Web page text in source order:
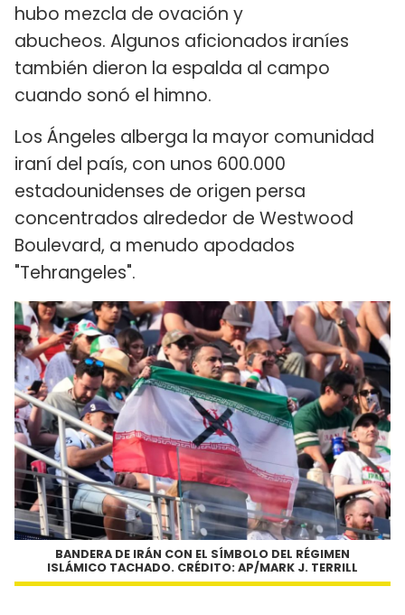
hubo mezcla de ovación y
abucheos. Algunos aficionados iraníes
también dieron la espalda al campo
cuando sonó el himno.
Los Ángeles alberga la mayor comunidad
iraní del país, con unos 600.000
estadounidenses de origen persa
concentrados alrededor de Westwood
Boulevard, a menudo apodados
"Tehrangeles".
BANDERA DE IRÁN CON EL SÍMBOLO DEL RÉGIMEN
ISLÁMICO TACHADO. CRÉDITO: AP/MARK J. TERRILL